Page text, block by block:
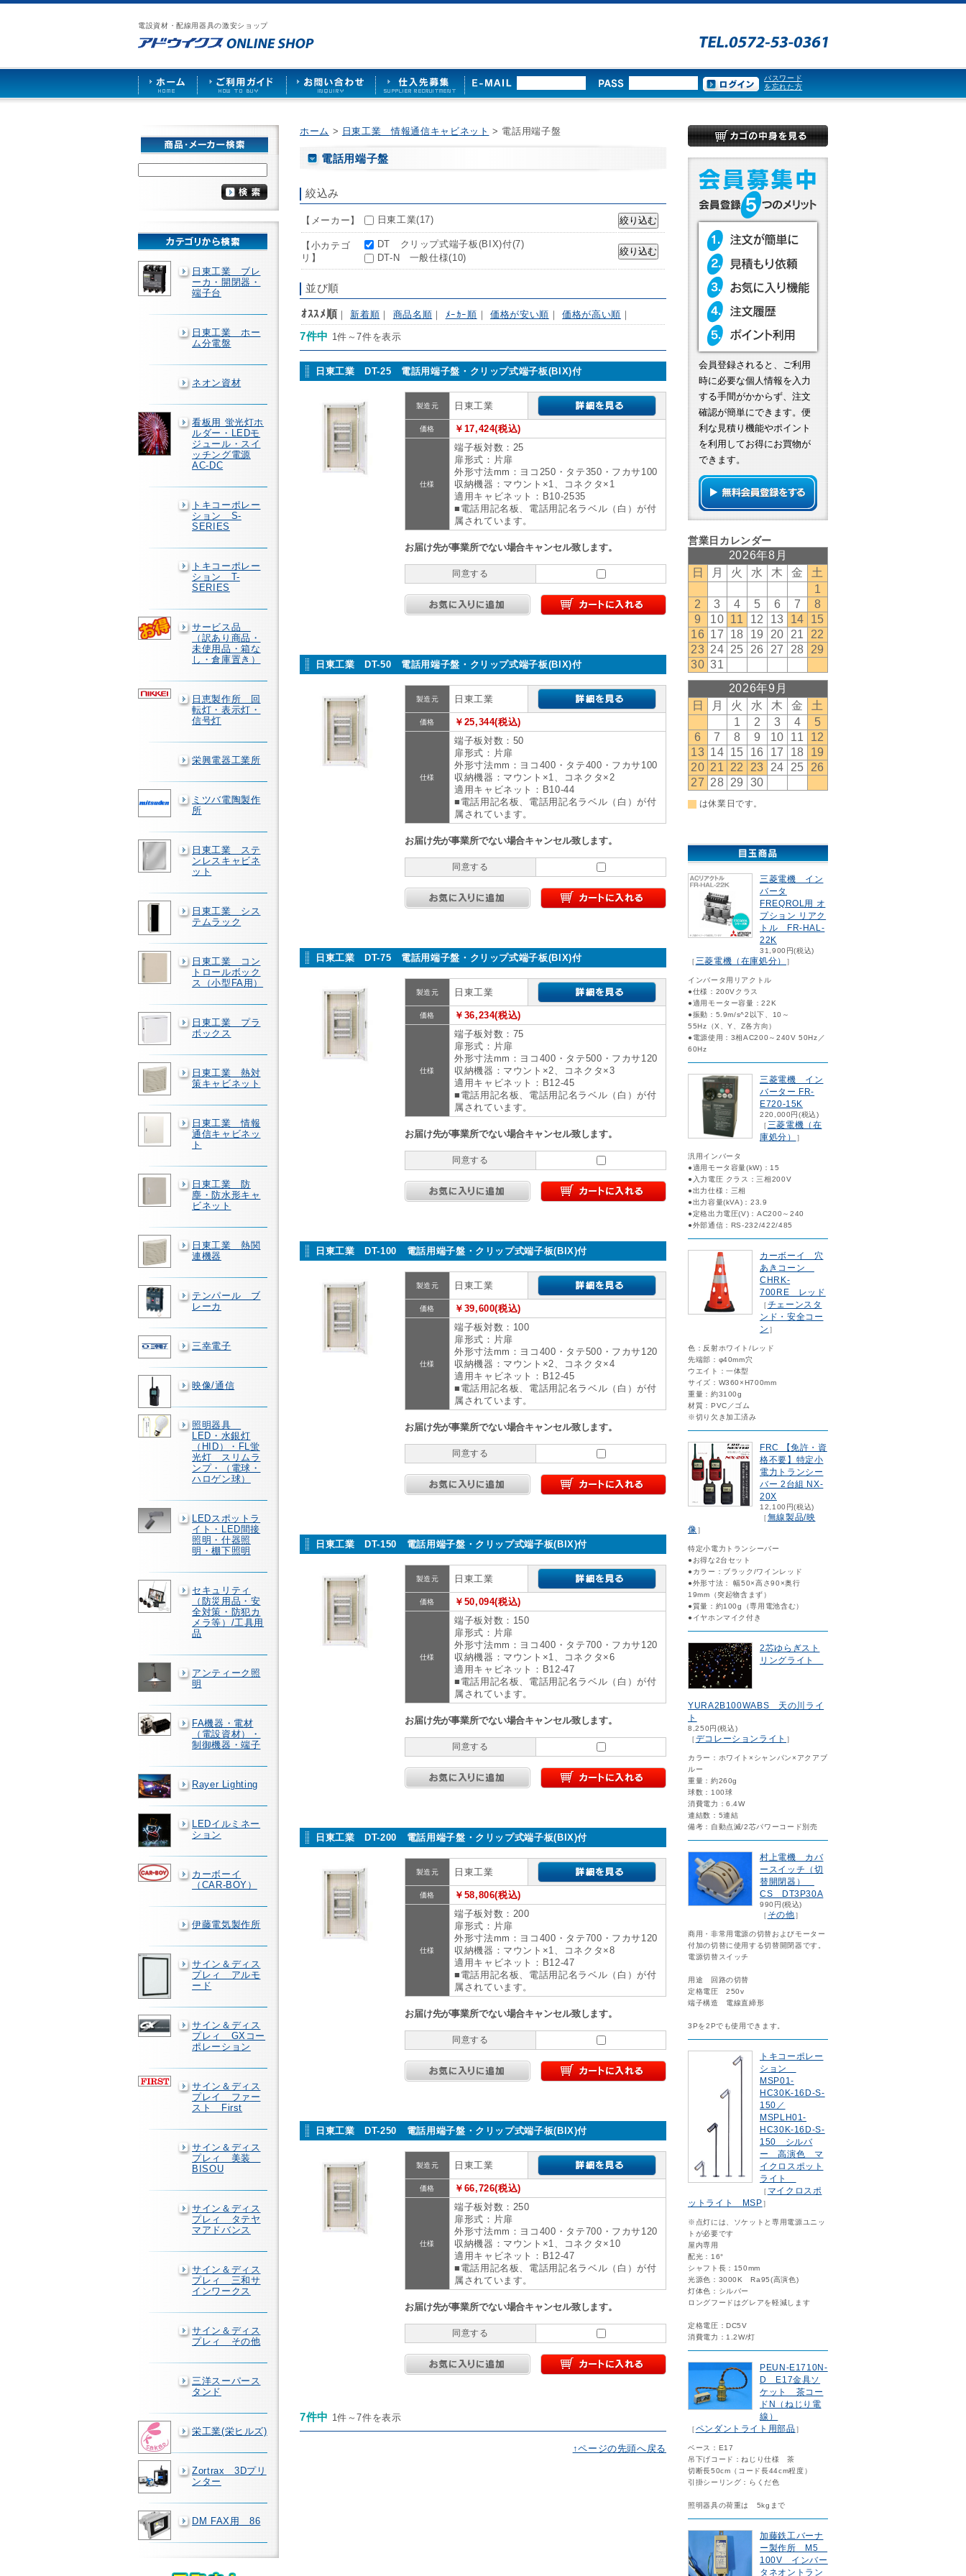
電設資材・配線用器具の激安ショップ
漏
カ
照
ア
ス
ご
ド
お
せ
仕
パスワード
を忘れた方
日東工業 ブレ
ーカ・開閉器・
端子台
日東工業 ホー
ム分電盤
ネオン資材
看板用 蛍光灯ホ
ルダー・LEDモ
ジュール・スイ
ッチング電源
AC-DC
トキコーポレー
ション S-
SERIES
トキコーポレー
ション T-
SERIES
サービス品
（訳あり商品・
未使用品・箱な
し・倉庫置き）
日恵製作所 回
転灯・表示灯・
信号灯
栄興電器工業所
ミツバ電陶製作
所
日東工業 ステ
ンレスキャビネ
ット
日東工業 シス
テムラック
日東工業 コン
トロールボック
ス（小型FA用）
日東工業 プラ
ボックス
日東工業 熱対
策キャビネット
日東工業 情報
通信キャビネッ
ト
日東工業 防
塵・防水形キャ
ビネット
日東工業 熱関
連機器
テンパール ブ
レーカ
三幸電子
映像/通信
照明器具
LED・水銀灯
（HID）・FL蛍
光灯 スリムラ
ンプ・（電球・
ハロゲン球）
LEDスポットラ
イト・LED間接
照明・什器照
明・棚下照明
セキュリティ
（防災用品・安
全対策・防犯カ
メラ等）/工具用
品
アンティーク照
明
FA機器・電材
（電設資材）・
制御機器・端子
Rayer Lighting
LEDイルミネー
ション
カーボーイ
（CAR-BOY）
伊藤電気製作所
サイン＆ディス
プレィ アルモ
ード
サイン＆ディス
プレィ GXコー
ポレーション
サイン＆ディス
プレイ ファー
スト First
サイン＆ディス
プレィ 美装
BISOU
サイン＆ディス
プレィ タテヤ
マアドバンス
サイン＆ディス
プレィ 三和サ
インワークス
サイン＆ディス
プレィ その他
三洋スーパース
タンド
栄工業(栄ヒルズ)
Zortrax 3Dプリ
ンター
DM FAX用 86
ホーム > 日東工業 情報通信キャビネット > 電話用端子盤
電話用端子盤
絞込み
【メーカー】 日東工業(17)
【小カテゴ
リ】
DT クリップ式端子板(BIX)付(7)
DT-N 一般仕様(10)
並び順
ｵｽｽﾒ順 ｜ 新着順 ｜ 商品名順 ｜ ﾒｰｶｰ順 ｜価格が安い順 ｜価格が高い順 ｜
7件中 1件～7件を表示
日東工業 DT-25 電話用端子盤・クリップ式端子板(BIX)付
製造元 日東工業
価格 ￥17,424(税込)
仕様
端子板対数：25
扉形式：片扉
外形寸法mm：ヨコ250・タテ350・フカサ100
収納機器：マウント×1、コネクタ×1
適用キャビネット：B10-2535
■電話用記名板、電話用記名ラベル（白）が付
属されています。
お届け先が事業所でない場合キャンセル致します。
同意する
日東工業 DT-50 電話用端子盤・クリップ式端子板(BIX)付
製造元 日東工業
価格 ￥25,344(税込)
仕様
端子板対数：50
扉形式：片扉
外形寸法mm：ヨコ400・タテ400・フカサ100
収納機器：マウント×1、コネクタ×2
適用キャビネット：B10-44
■電話用記名板、電話用記名ラベル（白）が付
属されています。
お届け先が事業所でない場合キャンセル致します。
同意する
日東工業 DT-75 電話用端子盤・クリップ式端子板(BIX)付
製造元 日東工業
価格 ￥36,234(税込)
仕様
端子板対数：75
扉形式：片扉
外形寸法mm：ヨコ400・タテ500・フカサ120
収納機器：マウント×2、コネクタ×3
適用キャビネット：B12-45
■電話用記名板、電話用記名ラベル（白）が付
属されています。
お届け先が事業所でない場合キャンセル致します。
同意する
日東工業 DT-100 電話用端子盤・クリップ式端子板(BIX)付
製造元 日東工業
価格 ￥39,600(税込)
仕様
端子板対数：100
扉形式：片扉
外形寸法mm：ヨコ400・タテ500・フカサ120
収納機器：マウント×2、コネクタ×4
適用キャビネット：B12-45
■電話用記名板、電話用記名ラベル（白）が付
属されています。
お届け先が事業所でない場合キャンセル致します。
同意する
日東工業 DT-150 電話用端子盤・クリップ式端子板(BIX)付
製造元 日東工業
価格 ￥50,094(税込)
仕様
端子板対数：150
扉形式：片扉
外形寸法mm：ヨコ400・タテ700・フカサ120
収納機器：マウント×1、コネクタ×6
適用キャビネット：B12-47
■電話用記名板、電話用記名ラベル（白）が付
属されています。
お届け先が事業所でない場合キャンセル致します。
同意する
日東工業 DT-200 電話用端子盤・クリップ式端子板(BIX)付
製造元 日東工業
価格 ￥58,806(税込)
仕様
端子板対数：200
扉形式：片扉
外形寸法mm：ヨコ400・タテ700・フカサ120
収納機器：マウント×1、コネクタ×8
適用キャビネット：B12-47
■電話用記名板、電話用記名ラベル（白）が付
属されています。
お届け先が事業所でない場合キャンセル致します。
同意する
日東工業 DT-250 電話用端子盤・クリップ式端子板(BIX)付
製造元 日東工業
価格 ￥66,726(税込)
仕様
端子板対数：250
扉形式：片扉
外形寸法mm：ヨコ400・タテ700・フカサ120
収納機器：マウント×1、コネクタ×10
適用キャビネット：B12-47
■電話用記名板、電話用記名ラベル（白）が付
属されています。
お届け先が事業所でない場合キャンセル致します。
同意する
7件中 1件～7件を表示
↑ページの先頭へ戻る
会員登録されると、ご利用
時に必要な個人情報を入力
する手間がかからず、注文
確認が簡単にできます。便
利な見積り機能やポイント
を利用してお得にお買物が
できます。
三菱電機 イン
バータ
FREQROL用 オ
プション リアク
トル FR-HAL-
22K
31,900円(税込)
［三菱電機（在庫処分） ］
インバータ用リアクトル
●仕様：200Vクラス
●適用モーター容量：22K
●振動：5.9m/s^2以下、10～
55Hz（X、Y、Z各方向）
●電源使用：3相AC200～240V 50Hz／
60Hz
三菱電機 イン
バーター FR-
E720-15K
220,000円(税込)
［三菱電機（在
庫処分）
］
汎用インバータ
●適用モータ容量(kW)：15
●入力電圧 クラス：三相200V
●出力仕様：三相
●出力容量(kVA)：23.9
●定格出力電圧(V)：AC200～240
●外部通信：RS-232/422/485
カーボーイ 穴
あきコーン
CHRK-
700RE レッド
［チェーンスタ
ンド・安全コー
ン ］
色：反射ホワイト/レッド
先端部：φ40mm穴
ウエイト：一体型
サイズ：W360×H700mm
重量：約3100g
材質：PVC／ゴム
※切り欠き加工済み
FRC 【免許・資
格不要】特定小
電力トランシー
バー 2台組 NX-
20X
12,100円(税込)
［無線製品/映
像］
特定小電力トランシーバー
●お得な2台セット
●カラー：ブラック/ワインレッド
●外形寸法： 幅50×高さ90×奥行
19mm（突起物含まず）
●質量：約100g（専用電池含む）
●イヤホンマイク付き
2芯ゆらぎスト
リングライト
YURA2B100WABS 天の川ライ
ト
8,250円(税込)
［デコレーションライト ］
カラー：ホワイト×シャンパン×アクアブ
ルー
重量：約260g
球数：100球
消費電力：6.4W
連結数：5連結
備考：自動点滅/2芯パワーコード別売
村上電機 カバ
ースイッチ（切
替開閉器）
CS DT3P30A
990円(税込)
［ その他］
商用・非常用電源の切替およびモーター
付加の切替に使用する切替開閉器です。
電源切替スイッチ
用途 回路の切替
定格電圧 250v
端子構造 電線直締形
3Pを2Pでも使用できます。
トキコーポレー
ション
MSP01-
HC30K-16D-S-
150／
MSPLH01-
HC30K-16D-S-
150 シルバ
ー 高演色 マ
イクロスポット
ライト
［ マイクロスポ
ットライト MSP］
※点灯には、ソケットと専用電源ユニッ
トが必要です
屋内専用
配光：16°
シャフト長：150mm
光源色：3000K Ra95(高演色)
灯体色：シルバー
ロングフードはグレアを軽減します
定格電圧：DC5V
消費電力：1.2W/灯
PEUN-E1710N-
D E17金具ソ
ケット 茶コー
ドN（ねじり電
線）
［ペンダントライト用部品］
ベース：E17
吊下げコード：ねじり仕様 茶
切断長50cm（コード長44cm程度）
引掛シーリング：らくだ色
照明器具の荷重は 5kgまで
加藤鉄工バーナ
ー製作所 M5
100V インバー
タネオントラン